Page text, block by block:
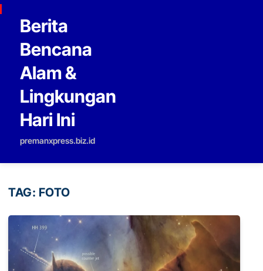
Skip to content
Berita
Bencana
Alam &
Lingkungan
Hari Ini
premanxpress.biz.id
TAG: FOTO